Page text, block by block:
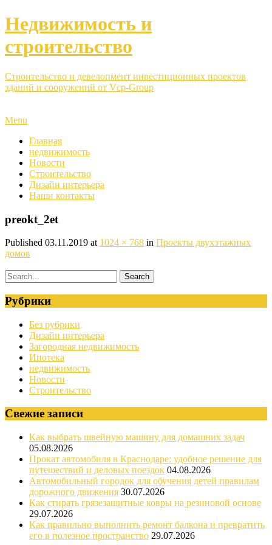
Недвижимость и
строительство
Строительство и девелопмент инвестиционных проектов
зданий и сооружений от Vcp-Group
Menu
Главная
недвижимость
Новости
Строительство
Дизайн интерьера
Наши контакты
preokt_2et
Published 03.11.2019 at 1024 × 768 in Проекты двухэтажных
домов
Рубрики
Без рубрики
Дизайн интерьера
Загородная недвижимость
Ипотека
недвижимость
Новости
Строительство
Свежие записи
Как выбрать швейную машину для домашних задач
05.08.2026
Прокат автомобиля в Краснодаре: удобное решение для
путешествий и деловых поездок 04.08.2026
Автомобильный городок для обучения детей правилам
дорожного движения 30.07.2026
Как стирать грязезащитные ковры на резиновой основе
29.07.2026
Как правильно выполнить ремонт балкона и превратить
его в полезное пространство 29.07.2026